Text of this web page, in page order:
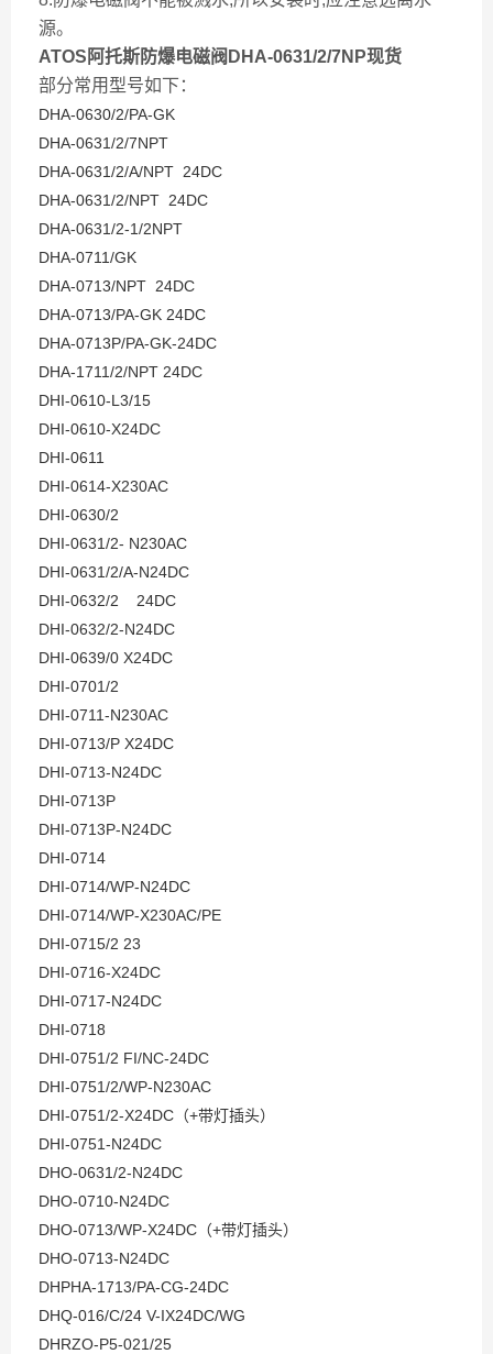
源。
ATOS阿托斯防爆电磁阀DHA-0631/2/7NP现货
部分常用型号如下：
DHA-0630/2/PA-GK
DHA-0631/2/7NPT
DHA-0631/2/A/NPT 24DC
DHA-0631/2/NPT 24DC
DHA-0631/2-1/2NPT
DHA-0711/GK
DHA-0713/NPT 24DC
DHA-0713/PA-GK 24DC
DHA-0713P/PA-GK-24DC
DHA-1711/2/NPT 24DC
DHI-0610-L3/15
DHI-0610-X24DC
DHI-0611
DHI-0614-X230AC
DHI-0630/2
DHI-0631/2- N230AC
DHI-0631/2/A-N24DC
DHI-0632/2 24DC
DHI-0632/2-N24DC
DHI-0639/0 X24DC
DHI-0701/2
DHI-0711-N230AC
DHI-0713/P X24DC
DHI-0713-N24DC
DHI-0713P
DHI-0713P-N24DC
DHI-0714
DHI-0714/WP-N24DC
DHI-0714/WP-X230AC/PE
DHI-0715/2 23
DHI-0716-X24DC
DHI-0717-N24DC
DHI-0718
DHI-0751/2 FI/NC-24DC
DHI-0751/2/WP-N230AC
DHI-0751/2-X24DC（+带灯插头）
DHI-0751-N24DC
DHO-0631/2-N24DC
DHO-0710-N24DC
DHO-0713/WP-X24DC（+带灯插头）
DHO-0713-N24DC
DHPHA-1713/PA-CG-24DC
DHQ-016/C/24 V-IX24DC/WG
DHRZO-P5-021/25